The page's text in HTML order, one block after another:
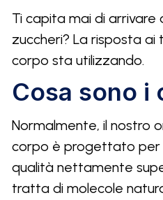
Ti capita mai di arrivare
zuccheri? La risposta
corpo sta utilizzando.
Cosa sono i
Normalmente, il nostro
corpo è progettato per
qualità nettamente
tratta di molecole